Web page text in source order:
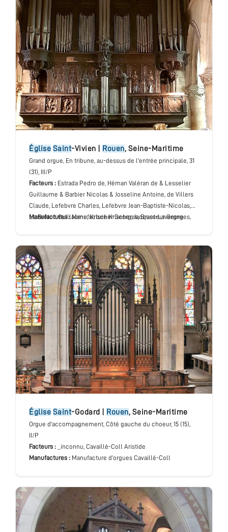
église Saint-Vivien Rouen, Seine-Maritime
Grand orgue, En tribune, au-dessus de l'entrée principale, 31
(31), III/P
Facteurs : Estrada Pedro de, Héman Valéran de & Lesselier
Guillaume & Barbier Nicolas & Josseline Antoine, de Villers
Claude, Lefebvre Charles, Lefebvre Jean-Baptiste-Nicolas,
Le Breton Guillaume, Krischer Georges, Brasseur Georges,
Manufactures : Manufacture Krischer, Jacquot-Lavergne
église Saint-Godard Rouen, Seine-Maritime
Orgue d'accompagnement, Côté gauche du choeur, 15 (15),
II/P
Facteurs :
_inconnu, Cavaillé-Coll Aristide
Manufactures : Manufacture d’orgues Cavaillé-Coll